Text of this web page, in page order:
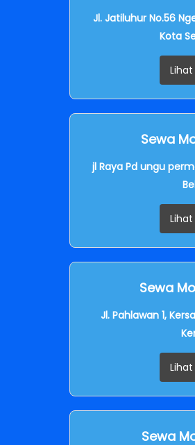
Jl. Jatiluhur No.56
Kota
Lihat
Sewa
jl Raya Pd ungu
Lihat
Sewa
Jl. Pahlawan 1,
Lihat
Sewa